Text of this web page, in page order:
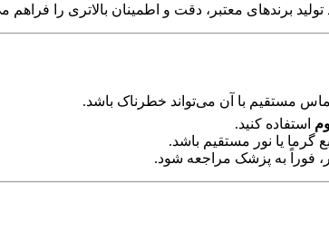
تولید برندهای معتبر، دقت و اطمینان بالاتری را فراهم
مستقیم با آن می‌تواند خطرناک باشد.
استفاده کنید.
گرما یا نور مستقیم باشد.
فوراً به پزشک مراجعه شود.